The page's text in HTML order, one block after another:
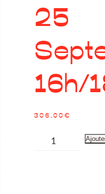
25
16h/
306,00€
quantité